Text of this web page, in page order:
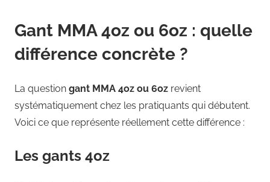
Gant MMA 4oz ou 6oz : quelle
différence concrète ?
La question gant MMA 4oz ou 6oz revient
systématiquement chez les pratiquants qui débutent.
Voici ce que représente réellement cette différence :
Les gants 4oz